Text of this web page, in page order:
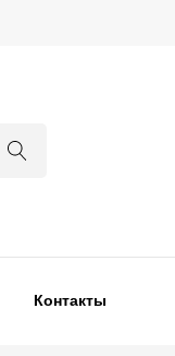
Контакты